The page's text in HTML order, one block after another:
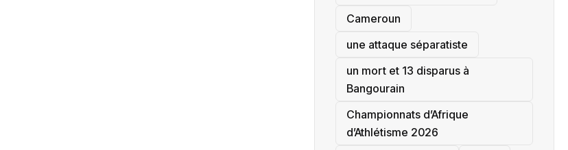
‎Cameroun
une attaque séparatiste
un mort et 13 disparus à
Bangourain
‎Championnats d’Afrique
d’Athlétisme 2026